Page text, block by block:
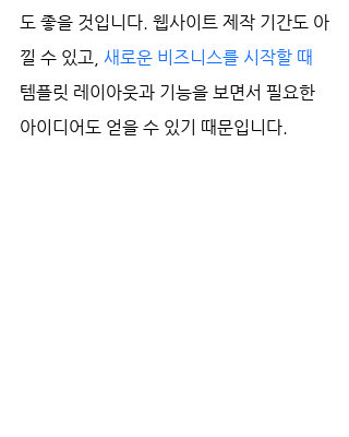
도 좋을 것입니다. 웹사이트 제작 기간도 아
낄 수 있고, 새로운 비즈니스를 시작할 때
템플릿 레이아웃과 기능을 보면서 필요한
아이디어도 얻을 수 있기 때문입니다.